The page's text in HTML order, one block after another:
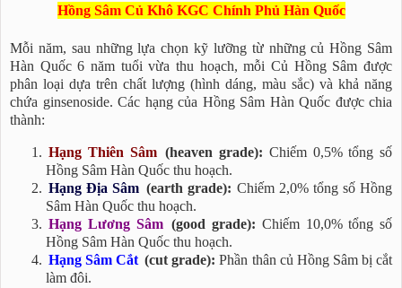
Hồng Sâm Củ Khô KGC Chính Phủ Hàn Quốc
Mỗi năm, sau những lựa chọn kỹ lưỡng từ những củ Hồng Sâm
Hàn Quốc 6 năm tuổi vừa thu hoạch, mỗi Củ Hồng Sâm được
phân loại dựa trên chất lượng (hình dáng, màu sắc) và khả năng
chứa ginsenoside. Các hạng của Hồng Sâm Hàn Quốc được chia
thành:
Hạng Thiên Sâm (heaven grade): Chiếm 0,5% tổng số
Hồng Sâm Hàn Quốc thu hoạch.
Hạng Địa Sâm (earth grade): Chiếm 2,0% tổng số Hồng
Sâm Hàn Quốc thu hoạch.
Hạng Lương Sâm (good grade): Chiếm 10,0% tổng số
Hồng Sâm Hàn Quốc thu hoạch.
Hạng Sâm Cắt (cut grade): Phần thân củ Hồng Sâm bị cắt
làm đôi.